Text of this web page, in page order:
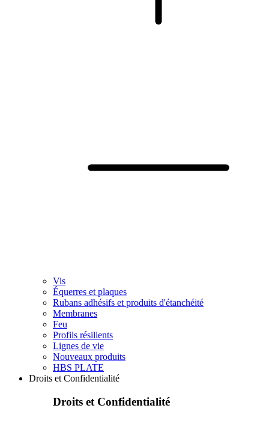
Vis
Équerres et plaques
Rubans adhésifs et produits d'étanchéité
Membranes
Feu
Profils résilients
Lignes de vie
Nouveaux produits
HBS PLATE
Droits et Confidentialité
Droits et Confidentialité